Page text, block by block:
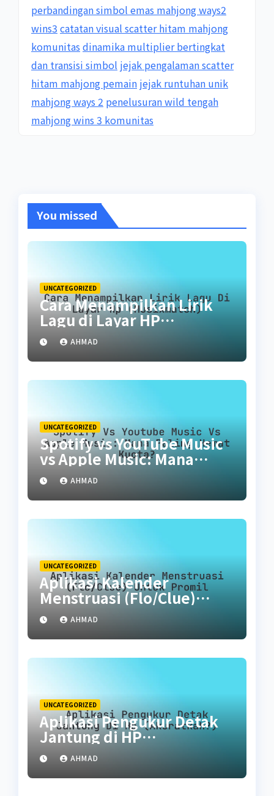
perbandingan simbol emas mahjong ways2
wins3 catatan visual scatter hitam mahjong
komunitas dinamika multiplier bertingkat
dan transisi simbol jejak pengalaman scatter
hitam mahjong pemain jejak runtuhan unik
mahjong ways 2 penelusuran wild tengah
mahjong wins 3 komunitas
You missed
UNCATEGORIZED
Cara Menampilkan Lirik
Lagu di Layar HP
(Musixmatch)
AHMAD
UNCATEGORIZED
Spotify vs YouTube Music
vs Apple Music: Mana
Paling Hemat Kuota?
AHMAD
UNCATEGORIZED
Aplikasi Kalender
Menstruasi (Flo/Clue)
untuk Promil
AHMAD
UNCATEGORIZED
Aplikasi Pengukur Detak
Jantung di HP
(Akuratkah?)
AHMAD